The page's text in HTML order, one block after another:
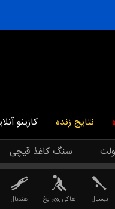
نتایج زنده کازینو
سنگ کاغذ قیچی
بیسبال هاکی روی یخ هندبال